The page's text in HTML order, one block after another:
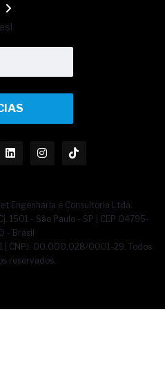
Engenharia e Consultoria Ltda.
1501 - São Paulo - SP | CEP 04795-
- Brasil
| CNPJ: 00.000.028/0001-29. Todos
reservados.